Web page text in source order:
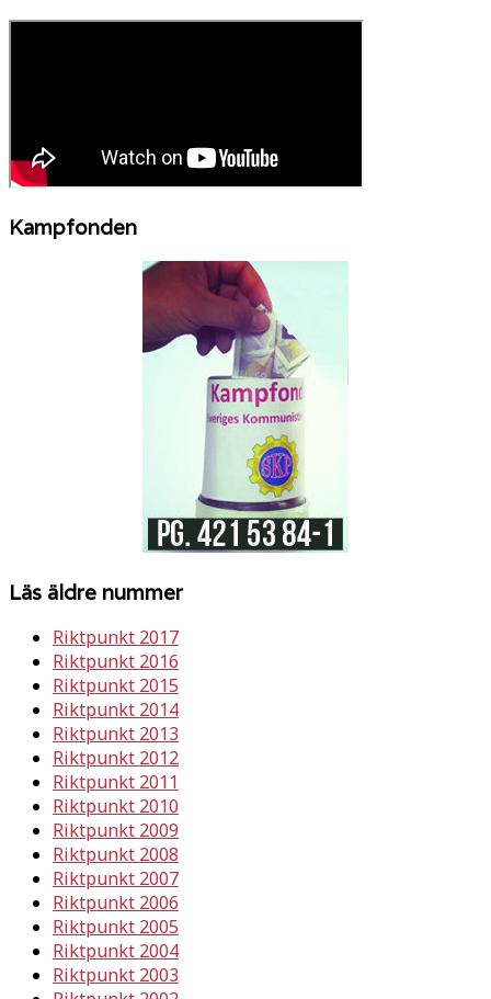
Kampfonden
Läs äldre nummer
Riktpunkt 2017
Riktpunkt 2016
Riktpunkt 2015
Riktpunkt 2014
Riktpunkt 2013
Riktpunkt 2012
Riktpunkt 2011
Riktpunkt 2010
Riktpunkt 2009
Riktpunkt 2008
Riktpunkt 2007
Riktpunkt 2006
Riktpunkt 2005
Riktpunkt 2004
Riktpunkt 2003